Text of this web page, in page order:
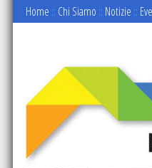
Home :: Chi Siamo :: Notizie ::